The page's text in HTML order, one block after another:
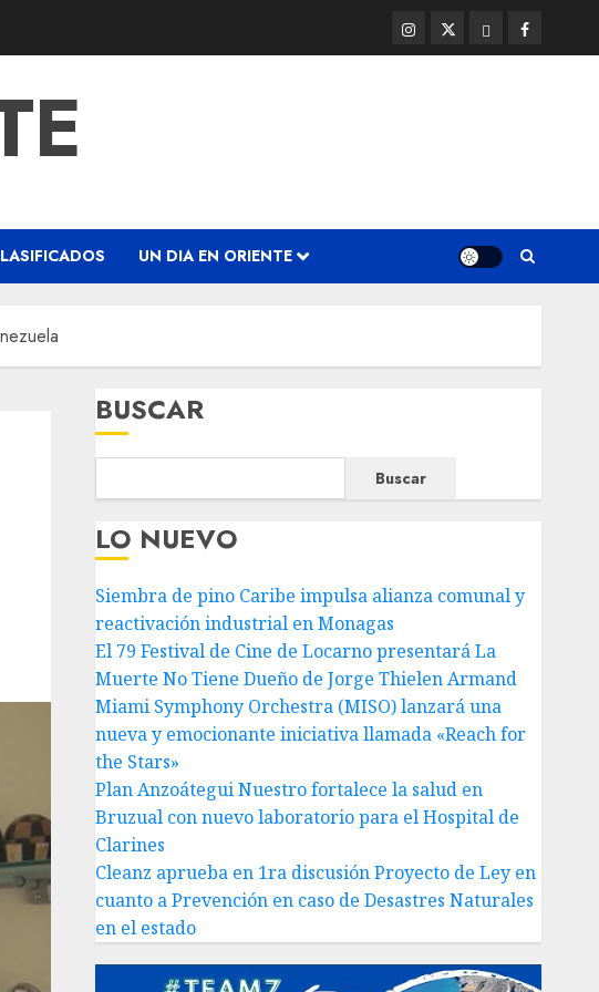
Instagram
@EnOriente
Twitter
(X)
ThreadsFacebook
UN DIA EN ORIENTE
BUSCAR
Buscar
LO NUEVO
Siembra de pino Caribe impulsa alianza comunal y
reactivación industrial en Monagas
El 79 Festival de Cine de Locarno presentará La
Muerte No Tiene Dueño de Jorge Thielen Armand
Miami Symphony Orchestra (MISO) lanzará una
nueva y emocionante iniciativa llamada «Reach for
the Stars»
Plan Anzoátegui Nuestro fortalece la salud en
Bruzual con nuevo laboratorio para el Hospital de
Clarines
Cleanz aprueba en 1ra discusión Proyecto de Ley en
cuanto a Prevención en caso de Desastres Naturales
en el estado